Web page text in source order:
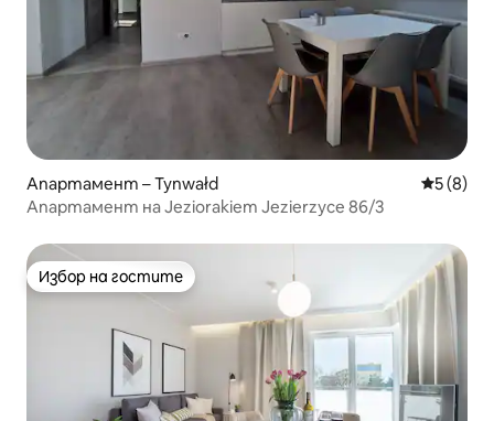
Апартамент – Tynwałd Средна
5 (8)
Апартамент на Jeziorakiem Jezierzyce 86/3
Избор на гостите
Избор на гостите